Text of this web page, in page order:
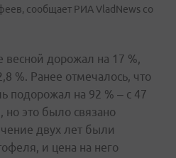
сообщает РИА VladNews со
весной дорожал на 17 %,
%. Ранее отмечалось, что
подорожал на 92 % – с 47
это было связано
двух лет были
и цена на него